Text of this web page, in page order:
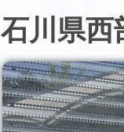
石川県西